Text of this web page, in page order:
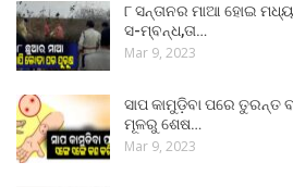
୮ ସନ୍ତାନର ମାଆ ହୋଇ
ସ-ମ୍ବନ୍ଧ,ତା…
Mar 9, 2023
ସାପ କାମୁଡ଼ିବା ପରେ
ମୂଳରୁ ଶେଷ…
Mar 9, 2023